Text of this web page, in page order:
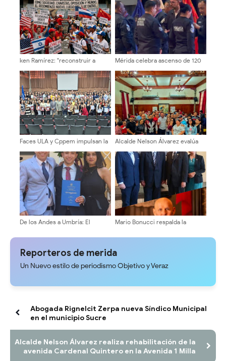
ken Ramírez: "reconstruir a
sólidas y una agenda centrada
en el interés nacional"
Mérida celebra ascenso de 120
Faces ULA y Cppem impulsan la
de certificados a 160
participantes
Alcalde Nelson Álvarez evalúa
técnicos local
De los Andes a Umbría: El
en Italia descifrando el origen
Mario Bonucci respalda la
destaca la necesidad de un
comprobada
Reporteros de merida
Un Nuevo estilo de periodismo Objetivo y Veraz
Abogada Rignelcit Zerpa nueva Síndico Municipal
en el municipio Sucre
Alcalde Nelson Álvarez realiza rehabilitación de la
avenida Cardenal Quintero en la Avenida 1 Milla